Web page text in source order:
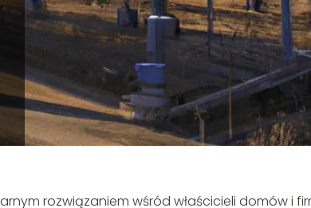
rozwiązaniem wśród właścicieli domów i